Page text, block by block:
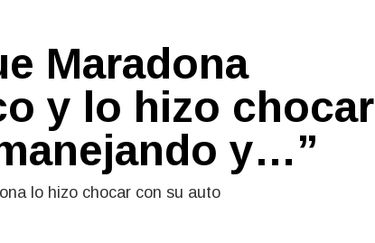
Maradona
y lo hizo chocar
y…”
lo hizo chocar con su auto